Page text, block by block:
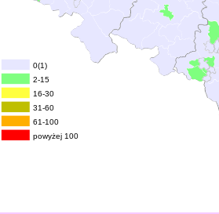
0(1)
2-15
16-30
31-60
61-100
powyżej 100